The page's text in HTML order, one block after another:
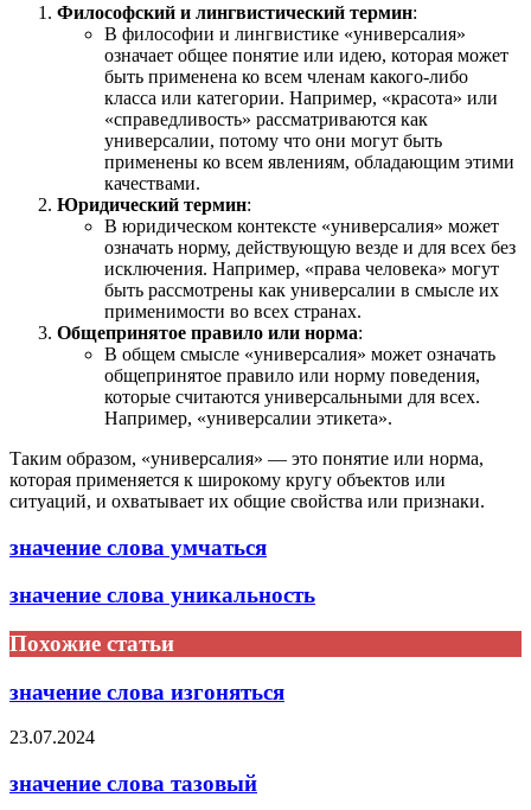
Философский и лингвистический термин:
В философии и лингвистике «универсалия»
означает общее понятие или идею, которая может
быть применена ко всем членам какого-либо
класса или категории. Например, «красота» или
«справедливость» рассматриваются как
универсалии, потому что они могут быть
применены ко всем явлениям, обладающим этими
качествами.
Юридический термин:
В юридическом контексте «универсалия» может
означать норму, действующую везде и для всех без
исключения. Например, «права человека» могут
быть рассмотрены как универсалии в смысле их
применимости во всех странах.
Общепринятое правило или норма:
В общем смысле «универсалия» может означать
общепринятое правило или норму поведения,
которые считаются универсальными для всех.
Например, «универсалии этикета».
Таким образом, «универсалия» — это понятие или норма,
которая применяется к широкому кругу объектов или
ситуаций, и охватывает их общие свойства или признаки.
значение слова умчаться
значение слова уникальность
Похожие статьи
значение слова изгоняться
23.07.2024
значение слова тазовый